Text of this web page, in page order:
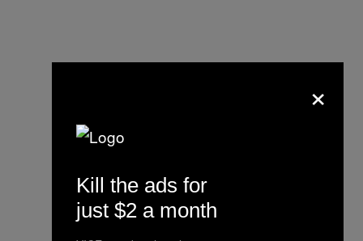
×
Kill the ads for
just $2 a month